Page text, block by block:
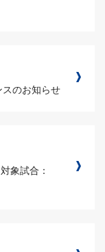
のお知らせ
象試合：